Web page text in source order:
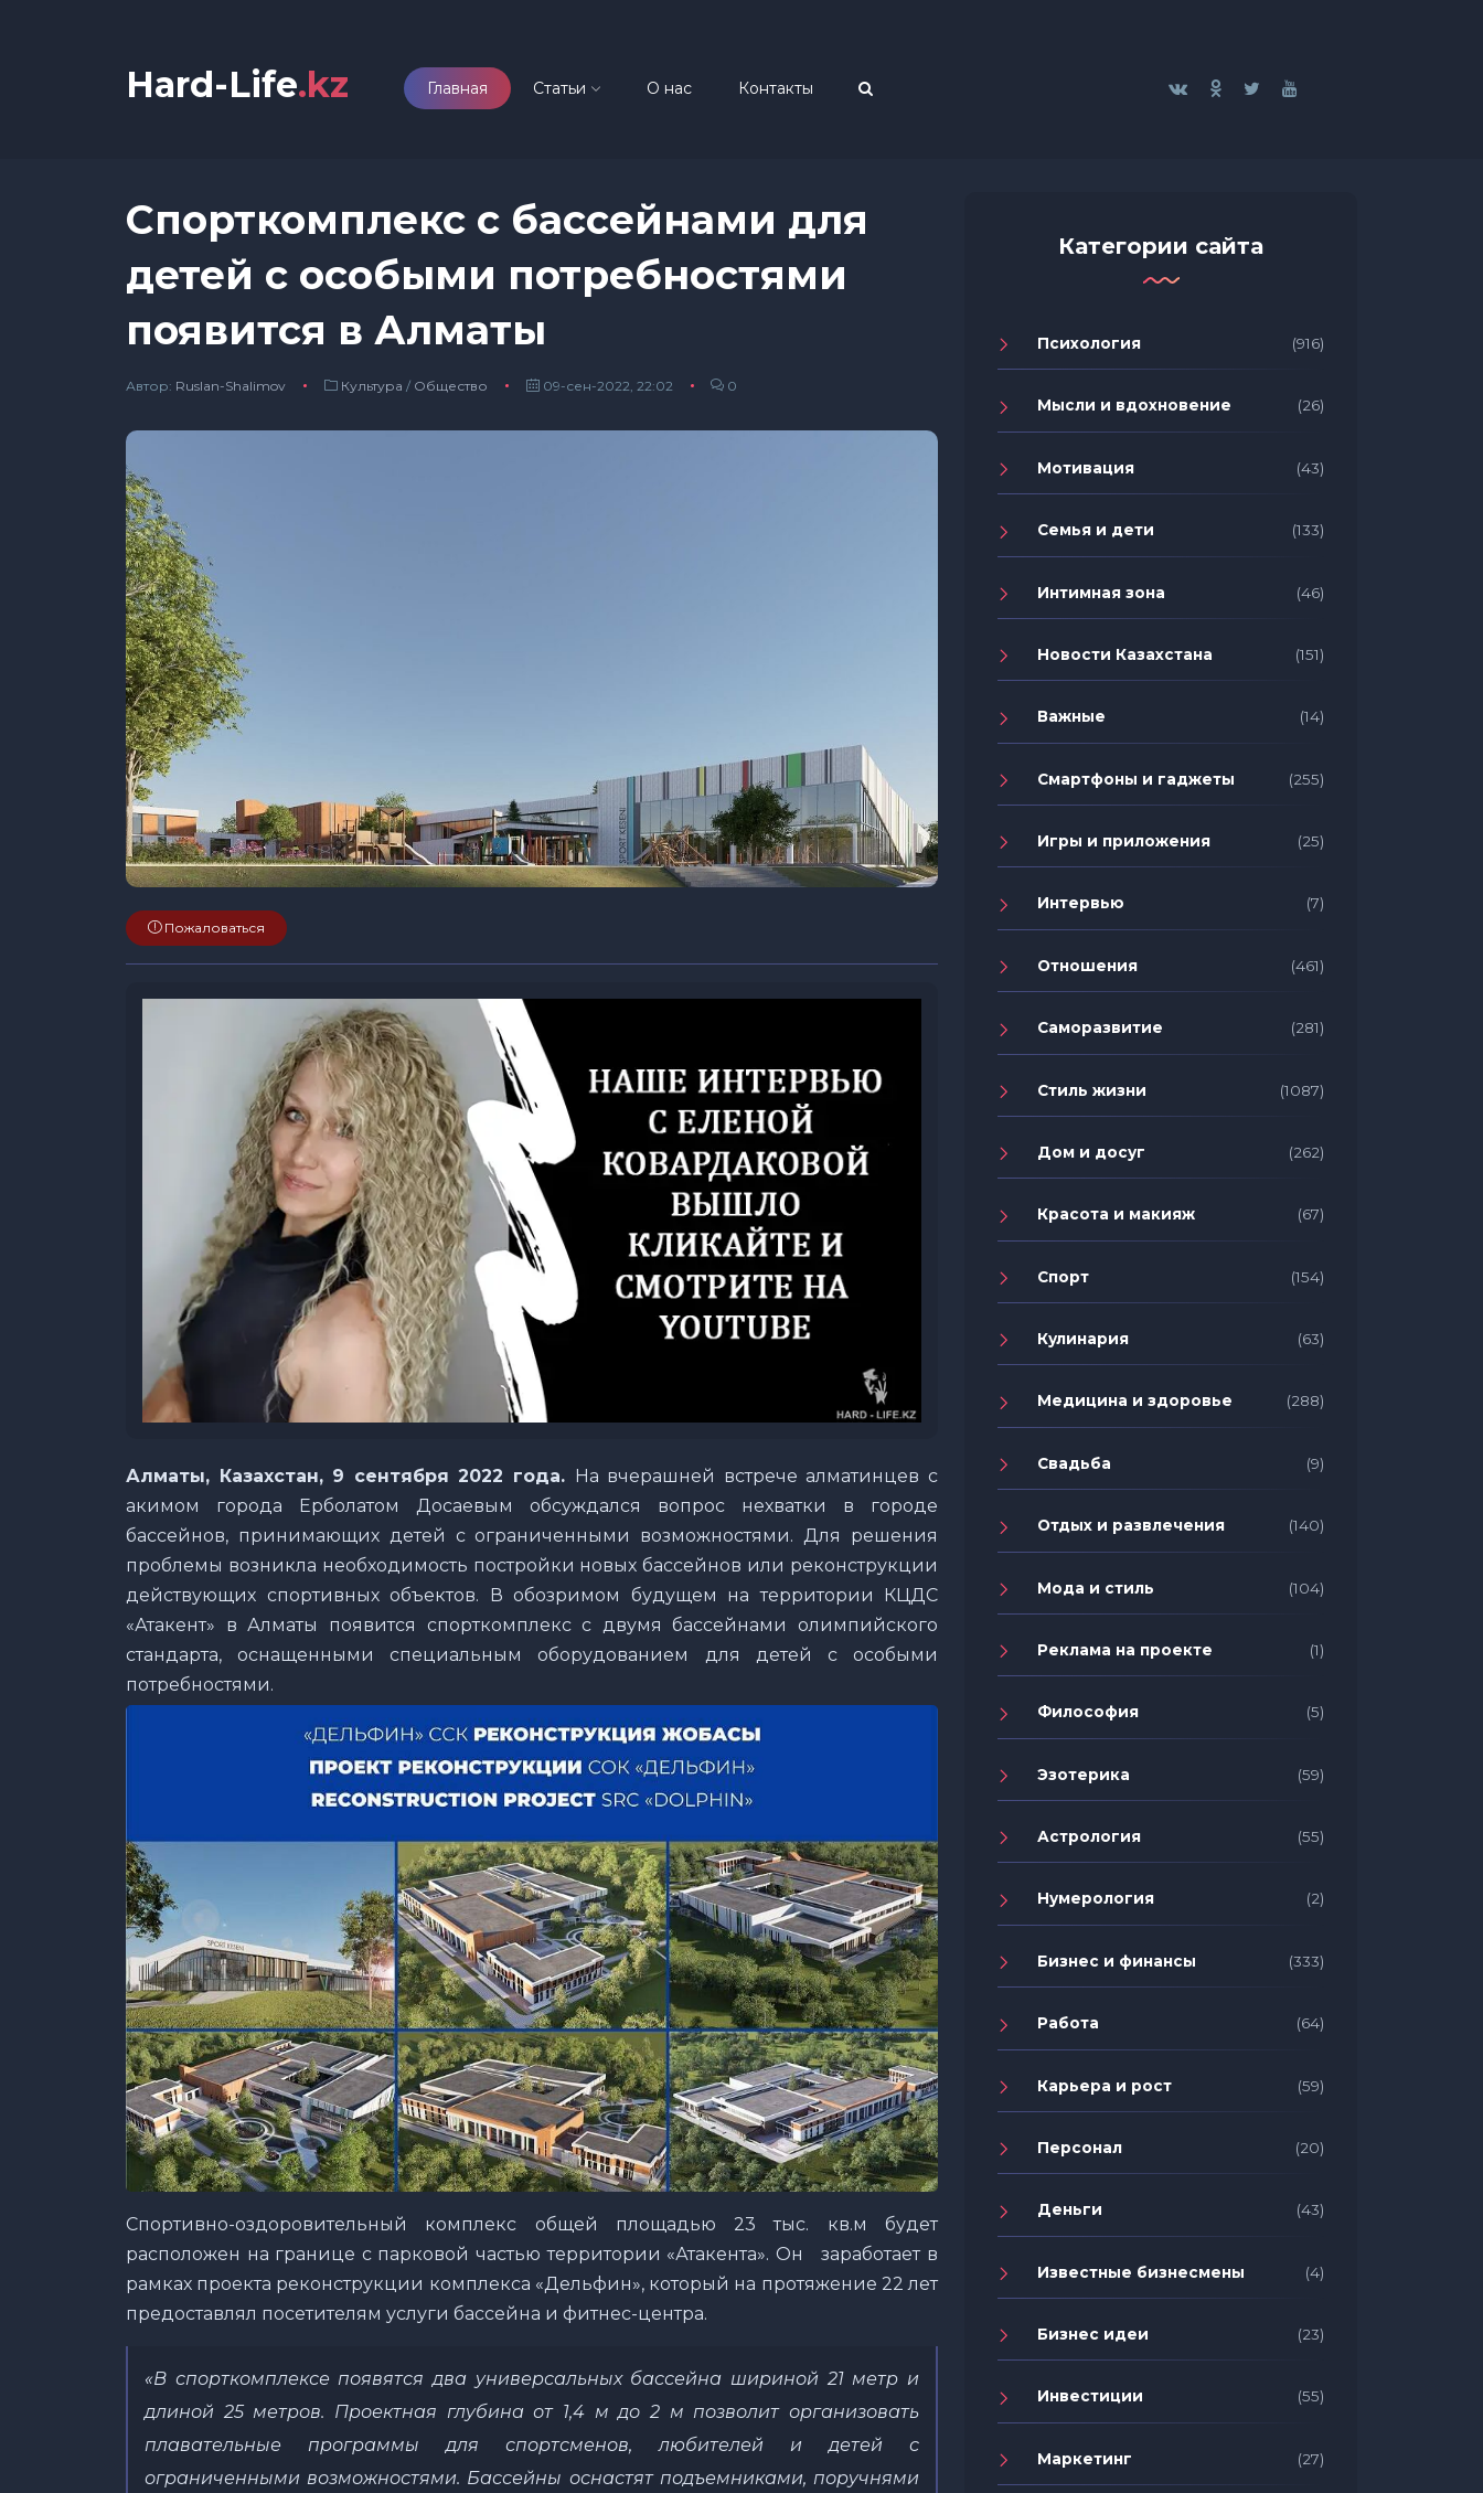
Hard-Life.kz Главная Статьи О нас Контакты
Спорткомплекс с бассейнами для
детей с особыми потребностями
появится в Алматы
Автор: Ruslan-Shalimov Культура / Общество 09-сен-2022, 22:02 0
Пожаловаться
Алматы, Казахстан, 9 сентября 2022 года. На вчерашней встрече алматинцев с
акимом города Ерболатом Досаевым обсуждался вопрос нехватки в городе
бассейнов, принимающих детей с ограниченными возможностями. Для решения
проблемы возникла необходимость постройки новых бассейнов или реконструкции
действующих спортивных объектов. В обозримом будущем на территории КЦДС
«Атакент» в Алматы появится спорткомплекс с двумя бассейнами олимпийского
стандарта, оснащенными специальным оборудованием для детей с особыми
потребностями.
Спортивно-оздоровительный комплекс общей площадью 23 тыс. кв.м будет
расположен на границе с парковой частью территории «Атакента». Он заработает в
рамках проекта реконструкции комплекса «Дельфин», который на протяжение 22 лет
предоставлял посетителям услуги бассейна и фитнес-центра.
«В спорткомплексе появятся два универсальных бассейна шириной 21 метр и
длиной 25 метров. Проектная глубина от 1,4 м до 2 м позволит организовать
плавательные программы для спортсменов, любителей и детей с
ограниченными возможностями. Бассейны оснастят подъемниками, поручнями
Категории сайта
Психология (916)
Мысли и вдохновение (26)
Мотивация (43)
Семья и дети (133)
Интимная зона (46)
Новости Казахстана (151)
Важные (14)
Смартфоны и гаджеты (255)
Игры и приложения (25)
Интервью (7)
Отношения (461)
Саморазвитие (281)
Стиль жизни (1087)
Дом и досуг (262)
Красота и макияж (67)
Спорт (154)
Кулинария (63)
Медицина и здоровье (288)
Свадьба (9)
Отдых и развлечения (140)
Мода и стиль (104)
Реклама на проекте (1)
Философия (5)
Эзотерика (59)
Астрология (55)
Нумерология (2)
Бизнес и финансы (333)
Работа (64)
Карьера и рост (59)
Персонал (20)
Деньги (43)
Известные бизнесмены (4)
Бизнес идеи (23)
Инвестиции (55)
Маркетинг (27)